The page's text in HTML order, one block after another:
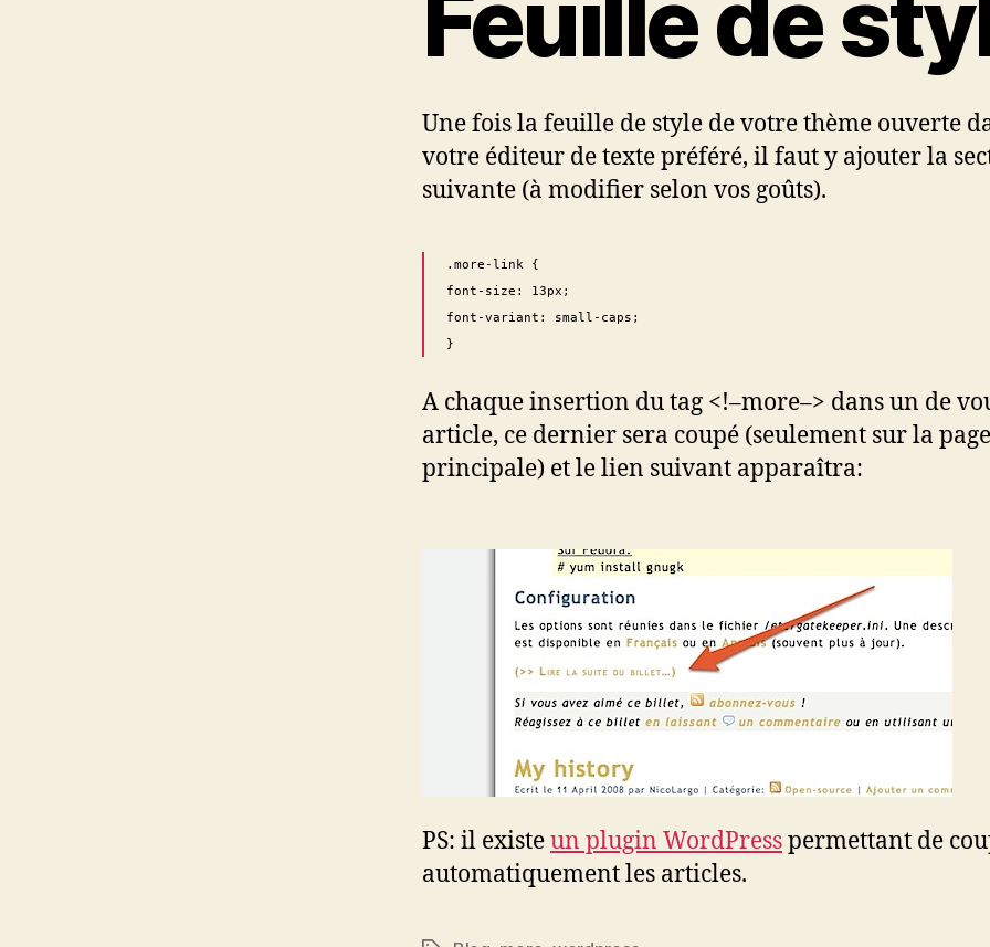
Feuille de
Une fois la feuille de style de votre thème ouverte
votre éditeur de texte préféré, il faut y ajouter la
suivante (à modifier selon vos goûts).
.more-link {
font-size: 13px;
font-variant: small-caps;
}
A chaque insertion du tag <!–more–> dans un de
article, ce dernier sera coupé (seulement sur la page
principale) et le lien suivant apparaîtra:
PS: il existeun plugin WordPresspermettant de
automatiquement les articles.